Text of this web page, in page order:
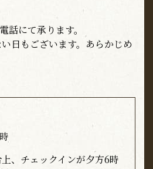
話にて承ります。
日もございます。あらかじめ
、チェックインが夕方6時